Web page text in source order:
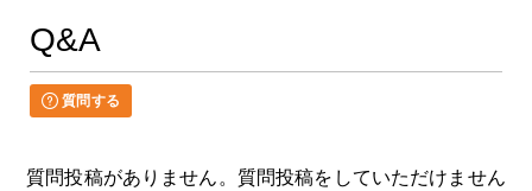
Q&A
質問する
質問投稿がありません。質問投稿をしていただけません